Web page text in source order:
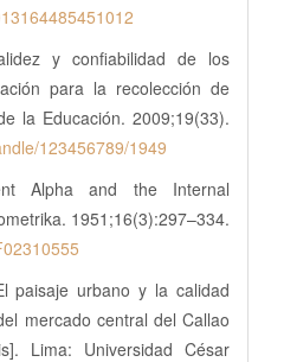
y confiabilidad de los
para la recolección de
la Educación. 2009;19(33).
123456789/1949
Alpha and the Internal
1951;16(3):297–334.
paisaje urbano y la calidad
mercado central del Callao
Lima: Universidad César